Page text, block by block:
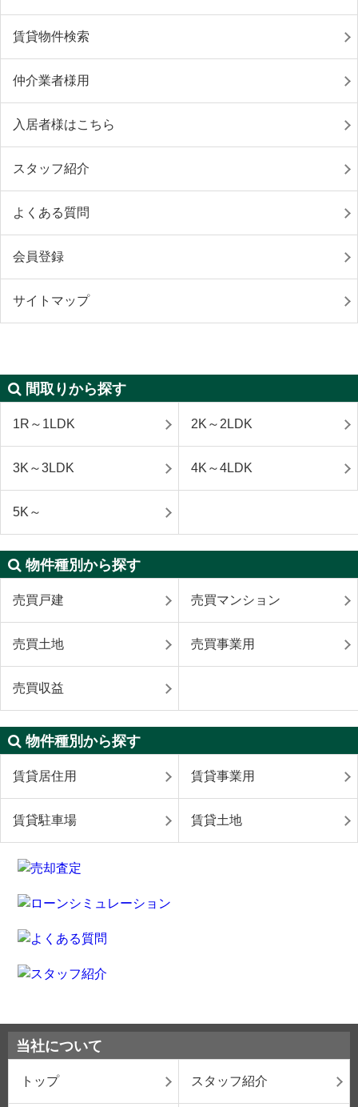
賃貸物件検索
仲介業者様用
入居者様はこちら
スタッフ紹介
よくある質問
会員登録
サイトマップ
間取りから探す
1R～1LDK 2K～2LDK
3K～3LDK 4K～4LDK
5K～
物件種別から探す
売買戸建 売買マンション
売買土地 売買事業用
売買収益
物件種別から探す
賃貸居住用 賃貸事業用
賃貸駐車場 賃貸土地
当社について
トップ スタッフ紹介